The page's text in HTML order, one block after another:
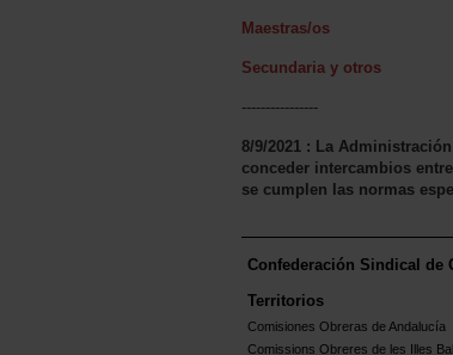
Maestras/os
Secundaria y otros
----------------
8/9/2021 : La
conceder intercambios
se cumplen las normas
Confederación Sindical de
Territorios
Comisiones Obreras de Andalucía
Comissions Obreres de les Illes